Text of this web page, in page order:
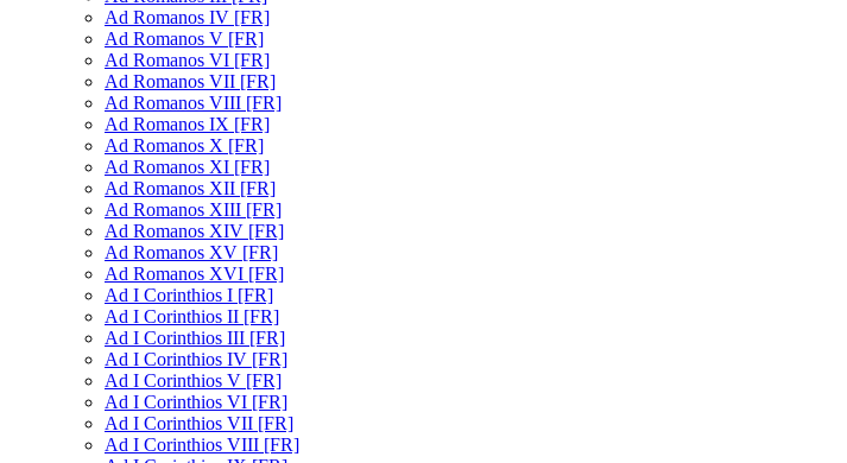
Ad Romanos IV [FR]
Ad Romanos V [FR]
Ad Romanos VI [FR]
Ad Romanos VII [FR]
Ad Romanos VIII [FR]
Ad Romanos IX [FR]
Ad Romanos X [FR]
Ad Romanos XI [FR]
Ad Romanos XII [FR]
Ad Romanos XIII [FR]
Ad Romanos XIV [FR]
Ad Romanos XV [FR]
Ad Romanos XVI [FR]
Ad I Corinthios I [FR]
Ad I Corinthios II [FR]
Ad I Corinthios III [FR]
Ad I Corinthios IV [FR]
Ad I Corinthios V [FR]
Ad I Corinthios VI [FR]
Ad I Corinthios VII [FR]
Ad I Corinthios VIII [FR]